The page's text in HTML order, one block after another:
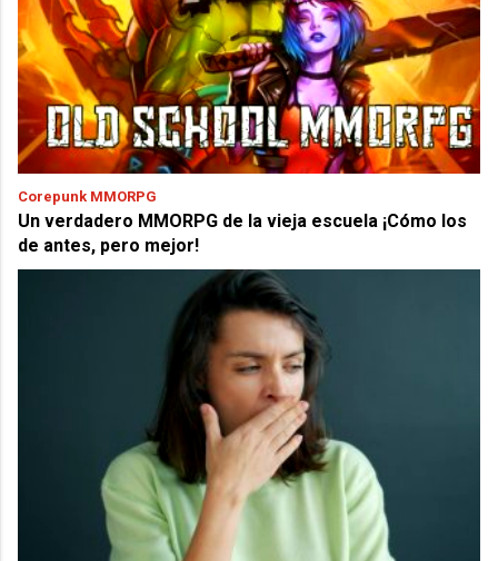
Corepunk MMORPG
Un verdadero MMORPG de la vieja escuela ¡Cómo los
de antes, pero mejor!